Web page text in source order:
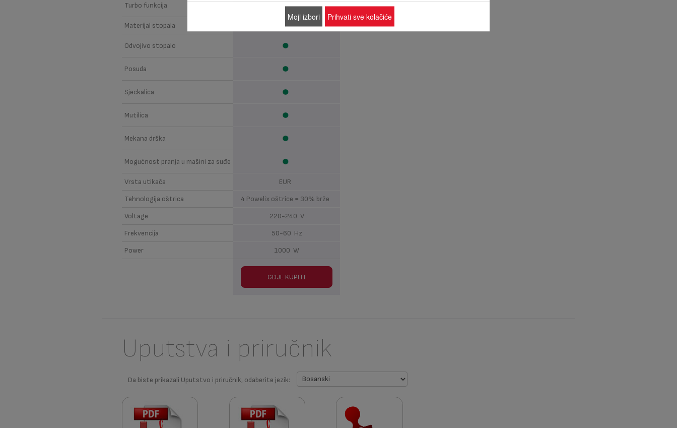
Turbo funkcija
Materijal stopala Nehrđajući čelik
Odvojivo stopalo
Posuda
Sjeckalica
Mutilica
Mekana drška
Mogućnost pranja u mašini za suđe
Vrsta utikača
EUR
Tehnologija oštrica
4 Powelix oštrice = 30% brže
Voltage
220-240 V
Frekvencija
50-60 Hz
Power
1000 W
GDJE KUPITI
Uputstva i priručnik
Da biste prikazali Uputstvo i priručnik, odaberite jezik:
Moji izbori Prihvati sve kolačiće